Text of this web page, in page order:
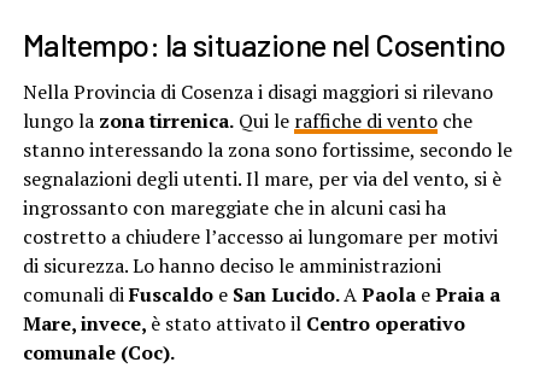
Maltempo: la situazione nel Cosentino
Nella Provincia di Cosenza i disagi maggiori si rilevano
lungo la zona tirrenica.Qui le raffiche di ventoche
stanno interessando la zona sono fortissime, secondo le
segnalazioni degli utenti. Il mare, per via del vento, si è
ingrossanto con mareggiate che in alcuni casi ha
costretto a chiudere l’accesso ai lungomare per motivi
di sicurezza. Lo hanno deciso le amministrazioni
comunali diFuscaldoe San Lucido.APaolaePraia a
Mare, invece, è stato attivato il Centro operativo
comunale (Coc).